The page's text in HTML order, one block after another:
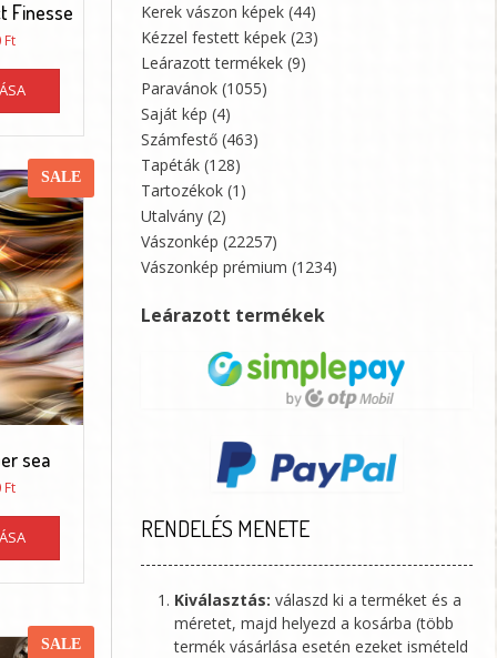
Finesse
FtÁrtartomány:
89050 Ft
Ennek
terméknek
több
variációja
van.
A
változatok
a
termékoldalon
választhatók
ki
SALE
sea
FtÁrtartomány:
73120 Ft
Ennek
terméknek
több
van.
SALE
Kerek vászon képek (44)
Kézzel festett képek (23)
Leárazott termékek (9)
Paravánok (1055)
Saját kép (4)
Számfestő (463)
Tapéták (128)
Tartozékok (1)
Utalvány (2)
Vászonkép (22257)
Vászonkép prémium (1234)
Leárazott termékek
RENDELÉS MENETE
Kiválasztás: válaszd ki a terméket és a
méretet, majd helyezd a kosárba (több
termék vásárlása esetén ezeket ismételd